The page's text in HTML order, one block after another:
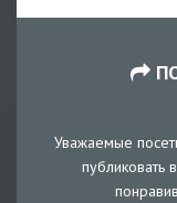
Уважаемые
публиковать